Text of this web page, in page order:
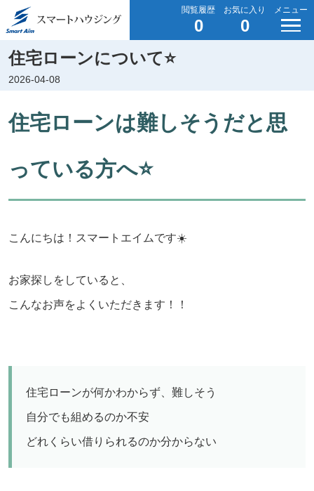
閲覧履歴
0
お気に入り
0
メニュー
住宅ローンについて⭐️
2026-04-08
住宅ローンは難しそうだと思
っている方へ⭐️
こんにちは！スマートエイムです☀️
お家探しをしていると、
こんなお声をよくいただきます！！
住宅ローンが何かわからず、難しそう
自分でも組めるのか不安
どれくらい借りられるのか分からない